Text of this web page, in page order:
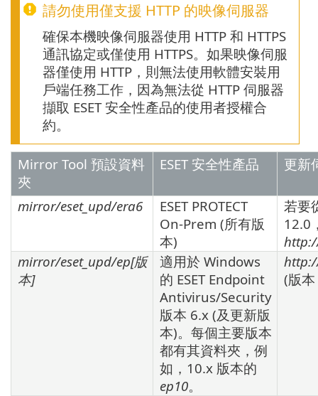
請勿使用僅支援 HTTP 的映像伺服器
確保本機映像伺服器使用 HTTP 和 HTTPS
通訊協定或僅使用 HTTPS。如果映像伺服
器僅使用 HTTP，則無法使用軟體安裝用
戶端任務工作，因為無法從 HTTP 伺服器
擷取 ESET 安全性產品的使用者授權合
約。
Mirror Tool 預設資料
夾
ESET 安全性產品 更新
mirror/eset_upd/era6
ESET PROTECT
On-Prem (所有版
本)
若要
12.0
mirror/eset_upd/ep[版
本]
適用於 Windows
的 ESET Endpoint
Antivirus/Security
版本 6.x (及更新版
本)。每個主要版本
都有其資料夾，例
如， 10.x 版本的
ep10。
(版本